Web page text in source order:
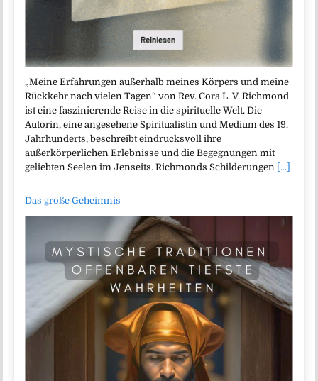
„Meine Erfahrungen außerhalb meines Körpers und meine
Rückkehr nach vielen Tagen“ von Rev. Cora L. V. Richmond
ist eine faszinierende Reise in die spirituelle Welt. Die
Autorin, eine angesehene Spiritualistin und Medium des 19.
Jahrhunderts, beschreibt eindrucksvoll ihre
außerkörperlichen Erlebnisse und die Begegnungen mit
geliebten Seelen im Jenseits. Richmonds Schilderungen [...]
Das große Geheimnis